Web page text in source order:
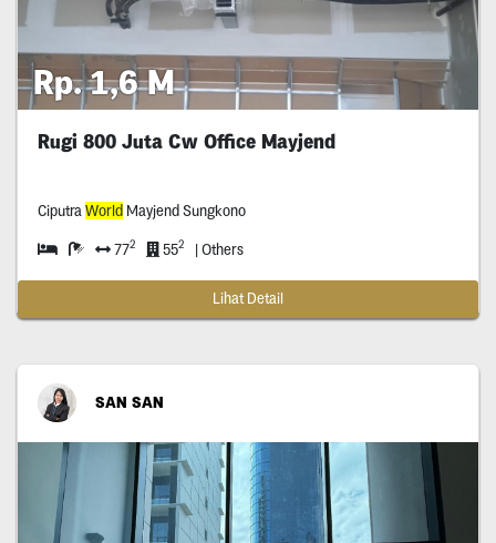
Rp. 1,6 M
Rugi 800 Juta Cw Office Mayjend
Ciputra World Mayjend Sungkono
772 552 | Others
Lihat Detail
SAN SAN